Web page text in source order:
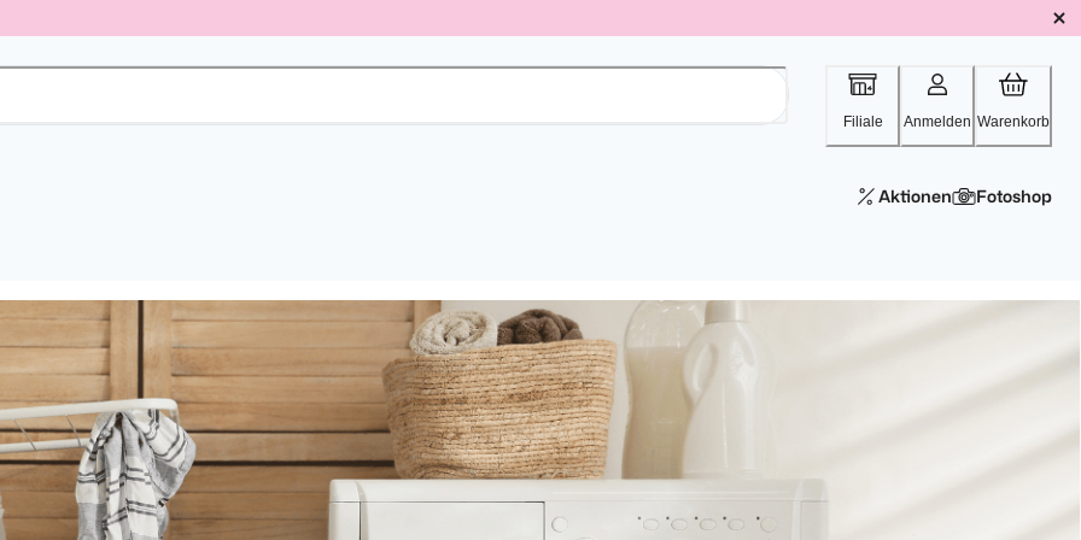
Filiale Anmelden Warenkorb
Aktionen Fotoshop